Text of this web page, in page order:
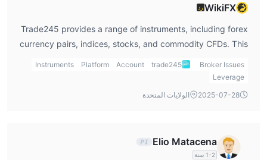
WikiFXرد
Trade245 provides a range of instruments, including forex
currency pairs, indices, stocks, and commodity CFDs. This
allows traders to diversify their portfolios across multiple
asset classes.
Broker Issues
trade245
Account
Platform
Instruments
Leverage
2025-07-28
الولايات المتحدة
Elio Matacena
1-2 سنة